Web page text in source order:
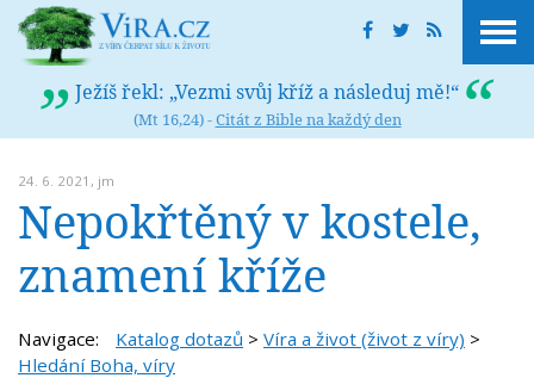
Ježíš řekl: „Vezmi svůj kříž a následuj mě!“
(Mt 16,24) -Citát z Bible na každý den
24. 6. 2021, jm
Nepokřtěný v kostele,
znamení kříže
Navigace: Katalog dotazů > Víra a život (život z víry) >
Hledání Boha, víry